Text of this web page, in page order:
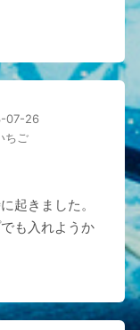
07-26
ご
起きました。
も入れようか